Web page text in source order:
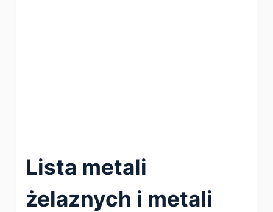
Lista metali
żelaznych i metali